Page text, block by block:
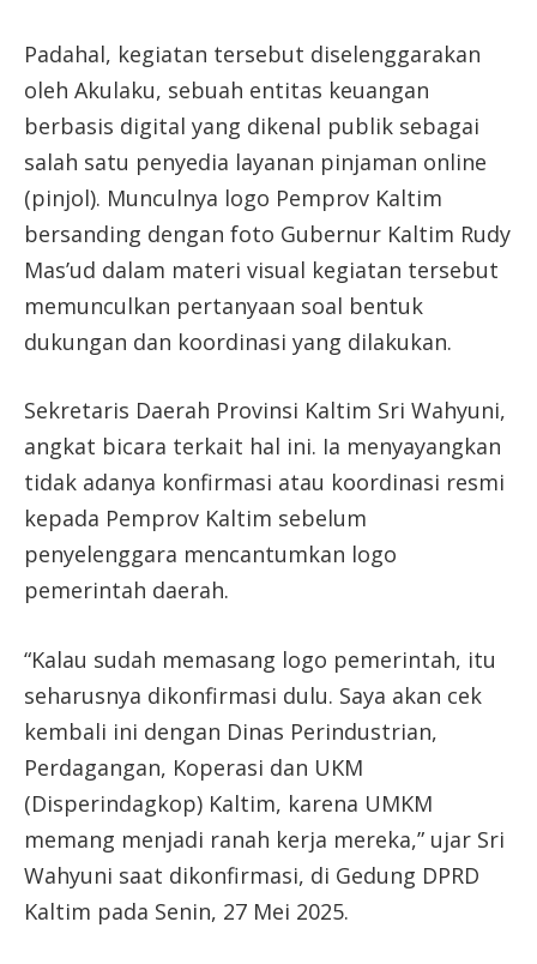
Padahal, kegiatan tersebut diselenggarakan
oleh Akulaku, sebuah entitas keuangan
berbasis digital yang dikenal publik sebagai
salah satu penyedia layanan pinjaman online
(pinjol). Munculnya logo Pemprov Kaltim
bersanding dengan foto Gubernur Kaltim Rudy
Mas’ud dalam materi visual kegiatan tersebut
memunculkan pertanyaan soal bentuk
dukungan dan koordinasi yang dilakukan.
Sekretaris Daerah Provinsi Kaltim Sri Wahyuni,
angkat bicara terkait hal ini. Ia menyayangkan
tidak adanya konfirmasi atau koordinasi resmi
kepada Pemprov Kaltim sebelum
penyelenggara mencantumkan logo
pemerintah daerah.
“Kalau sudah memasang logo pemerintah, itu
seharusnya dikonfirmasi dulu. Saya akan cek
kembali ini dengan Dinas Perindustrian,
Perdagangan, Koperasi dan UKM
(Disperindagkop) Kaltim, karena UMKM
memang menjadi ranah kerja mereka,” ujar Sri
Wahyuni saat dikonfirmasi, di Gedung DPRD
Kaltim pada Senin, 27 Mei 2025.